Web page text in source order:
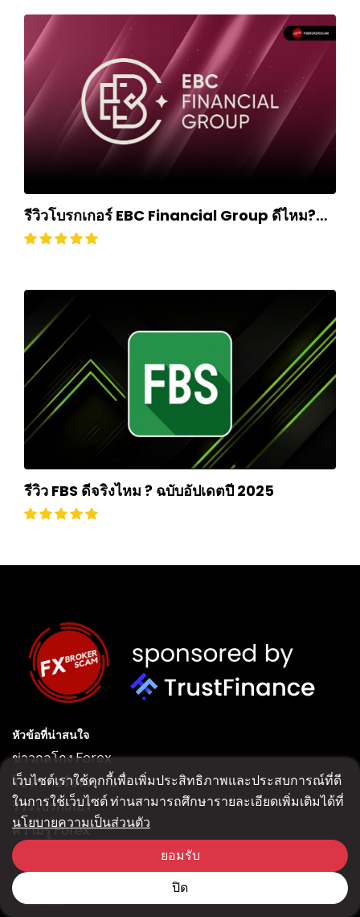
เว็บไซต์เราใช้คุกกี้เพื่อเพิ่มประสิทธิภาพและประสบการณ์ที่ดี
ในการใช้เว็บไซต์ ท่านสามารถศึกษารายละเอียดเพิ่มเติมได้ที่
นโยบายความเป็นส่วนตัว
ยอมรับ
ปิด
รีวิวโบรกเกอร์ EBC Financial Group ดีไหม?
ถอนเงินยากหรือไม่? อัปเดตปี 2024
รีวิว FBS ดีจริงไหม ? ฉบับอัปเดตปี 2025
หัวข้อที่น่าสนใจ
ข่าวกลโกง Forex
โบรกเกอร์อันตราย
รีวิวโบรกเกอร์
ความรู้ Forex
Technical